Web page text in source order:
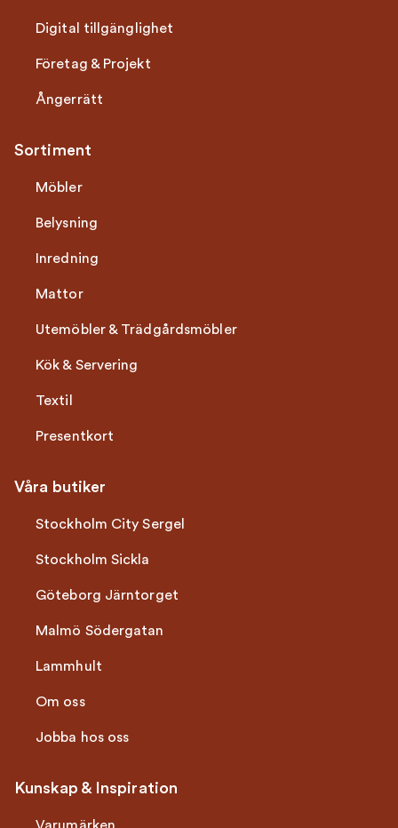
Digital tillgänglighet
Företag & Projekt
Ångerrätt
Sortiment
Möbler
Belysning
Inredning
Mattor
Utemöbler & Trädgårdsmöbler
Kök & Servering
Textil
Presentkort
Våra butiker
Stockholm City Sergel
Stockholm Sickla
Göteborg Järntorget
Malmö Södergatan
Lammhult
Om oss
Jobba hos oss
Kunskap & Inspiration